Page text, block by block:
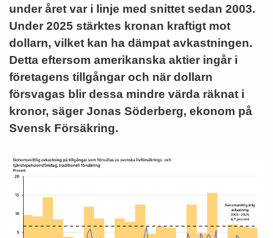
under året var i linje med snittet sedan 2003.
Under 2025 stärktes kronan kraftigt mot
dollarn, vilket kan ha dämpat avkastningen.
Detta eftersom amerikanska aktier ingår i
företagens tillgångar och när dollarn
försvagas blir dessa mindre värda räknat i
kronor, säger Jonas Söderberg, ekonom på
Svensk Försäkring.